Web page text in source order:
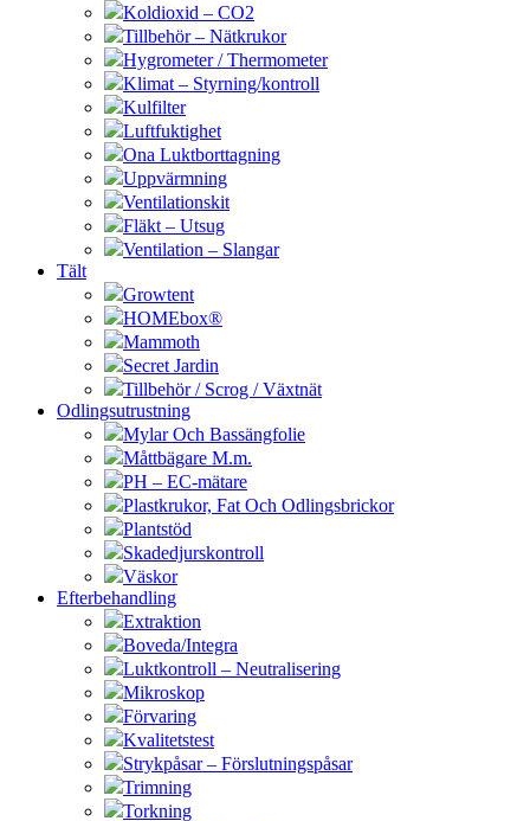
Koldioxid – CO2
Tillbehör – Nätkrukor
Hygrometer / Thermometer
Klimat – Styrning/kontroll
Kulfilter
Luftfuktighet
Ona Luktborttagning
Uppvärmning
Ventilationskit
Fläkt – Utsug
Ventilation – Slangar
Tält
Growtent
HOMEbox®
Mammoth
Secret Jardin
Tillbehör / Scrog / Växtnät
Odlingsutrustning
Mylar Och Bassängfolie
Måttbägare M.m.
PH – EC-mätare
Plastkrukor, Fat Och Odlingsbrickor
Plantstöd
Skadedjurskontroll
Väskor
Efterbehandling
Extraktion
Boveda/Integra
Luktkontroll – Neutralisering
Mikroskop
Förvaring
Kvalitetstest
Strykpåsar – Förslutningspåsar
Trimning
Torkning